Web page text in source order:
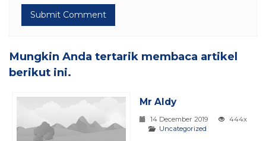
Mungkin Anda tertarik membaca artikel
berikut ini.
Mr Aldy
14 December 2019
444x
Uncategorized